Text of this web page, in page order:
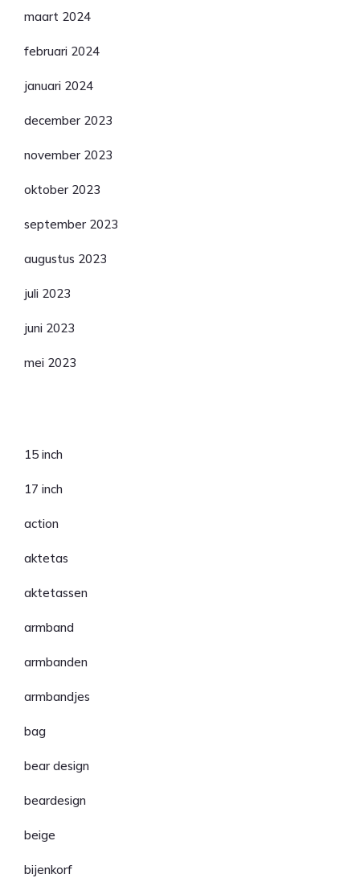
maart 2024
februari 2024
januari 2024
december 2023
november 2023
oktober 2023
september 2023
augustus 2023
juli 2023
juni 2023
mei 2023
15 inch
17 inch
action
aktetas
aktetassen
armband
armbanden
armbandjes
bag
bear design
beardesign
beige
bijenkorf